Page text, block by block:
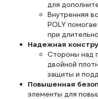
для
Внутренняя
POLY
при
Надежная
Стороны над
двойной
защиты и
Повышенная
элементы для